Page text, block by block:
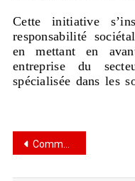
Cette initiative
responsabilité
en mettant en
entreprise du
spécialisée dans les
Commerce extérieur : ce que révèlent les échanges de la Tunisie en 2026